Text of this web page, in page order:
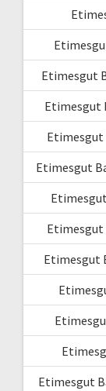
Etimesgut
Etimesgut
Etimesgut
Etimesgut
Etimesgut
Etimesgut
Etimesgut